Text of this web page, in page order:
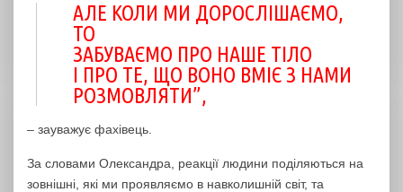
АЛЕ КОЛИ МИ ДОРОСЛІШАЄМО,
ТО
ЗАБУВАЄМО ПРО НАШЕ ТІЛО
І ПРО ТЕ, ЩО ВОНО ВМІЄ З НАМИ
РОЗМОВЛЯТИ”,
– зауважує фахівець.
За словами Олександра, реакції людини поділяються на
зовнішні, які ми проявляємо в навколишній світ, та